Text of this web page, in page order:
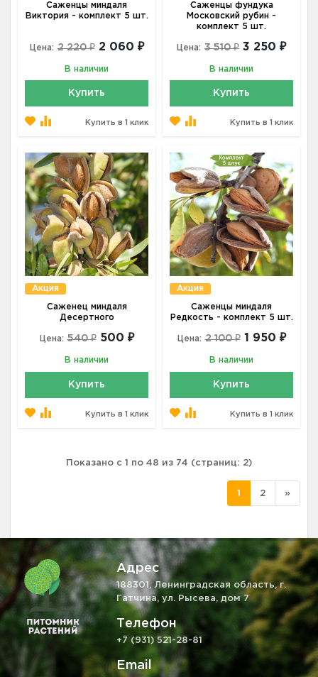
Саженцы миндаля
Виктория - комплект 5 шт.
Цена: 2 220 ₽ 2 060 ₽
В наличии
Купить
Купить в 1 клик
Саженцы фундука
Московский рубин -
комплект 5 шт.
Цена: 3 510 ₽ 3 250 ₽
В наличии
Купить
Купить в 1 клик
Акция
Саженец миндаля
Десертного
Цена: 540 ₽ 500 ₽
В наличии
Купить
Купить в 1 клик
Акция
Саженцы миндаля
Редкость - комплект 5 шт.
Цена: 2 100 ₽ 1 950 ₽
В наличии
Купить
Купить в 1 клик
Показано с 1 по 48 из 74 (страниц: 2)
1 2 »
Адрес
188301, Ленинградская область, г.
Гатчина, ул. Рысева, дом 7
Телефон
+7 (931) 521-28-81
Email